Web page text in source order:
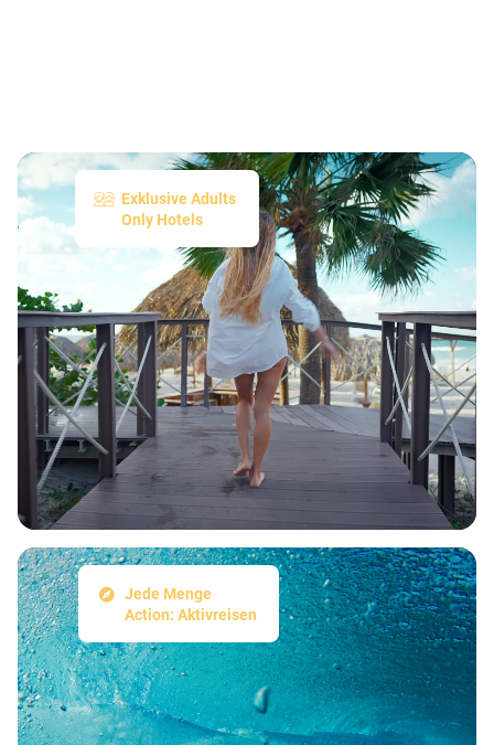
Exklusive Adults
Only Hotels
Jede Menge
Action: Aktivreisen